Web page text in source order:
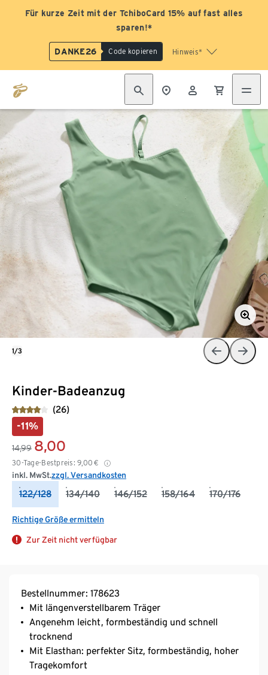
Für kurze Zeit mit der TchiboCard 15% auf fast alles
sparen!*
DANKE26 Code kopieren Hinweis*
Kinder-Badeanzug
(26)
-11%
14,99 8,00
30-Tage-Bestpreis: 9,00 €
inkl. MwSt.zzgl. Versandkosten
122/128 134/140 146/152 158/164 170/176
Richtige Größe ermitteln
Zur Zeit nicht verfügbar
1/3
Bestellnummer: 178623
Mit längenverstellbarem Träger
Angenehm leicht, formbeständig und schnell
trocknend
Mit Elasthan: perfekter Sitz, formbeständig, hoher
Tragekomfort